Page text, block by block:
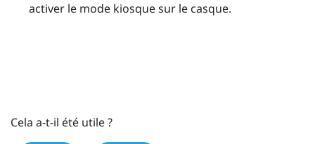
activer le mode kiosque sur le casque.
Cela a-t-il été utile ?